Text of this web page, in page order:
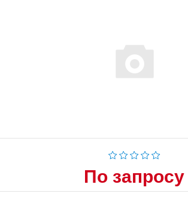
По запросу